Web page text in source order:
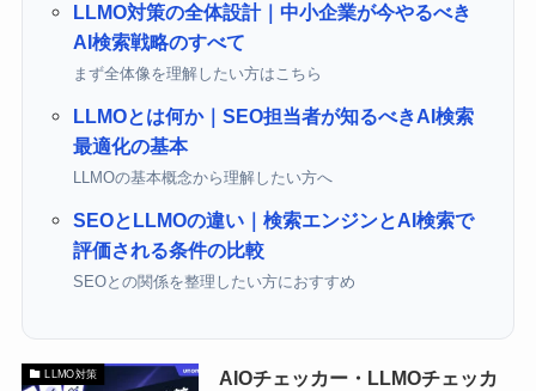
LLMO対策の全体設計｜中小企業が今やるべき
AI検索戦略のすべて
まず全体像を理解したい方はこちら
LLMOとは何か｜SEO担当者が知るべきAI検索
最適化の基本
LLMOの基本概念から理解したい方へ
SEOとLLMOの違い｜検索エンジンとAI検索で
評価される条件の比較
SEOとの関係を整理したい方におすすめ
LLMO対策
AIOチェッカー・LLMOチェッカ